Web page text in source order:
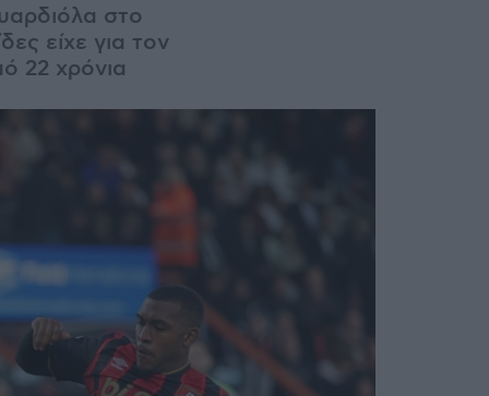
στο
είχε για τον
22 χρόνια